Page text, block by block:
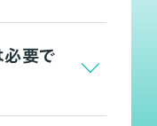
必要で